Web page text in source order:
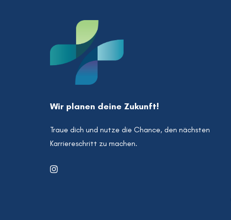
Wir planen deine Zukunft!
Traue dich und nutze die Chance, den nächsten
Karriereschritt zu machen.